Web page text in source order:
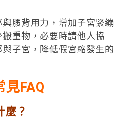
腰背用力，增加子宮緊繃
重物，必要時請他人協
子宮，降低假宮縮發生的
見FAQ
麼？